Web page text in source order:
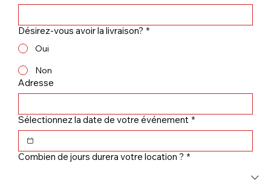
Désirez-vous avoir la livraison? *
Oui
Non
Adresse
Sélectionnez la date de votre événement *
Combien de jours durera votre location ? *